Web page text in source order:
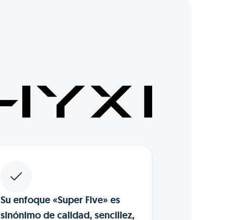
Su enfoque «Super Five» es
sinónimo de calidad, sencillez,